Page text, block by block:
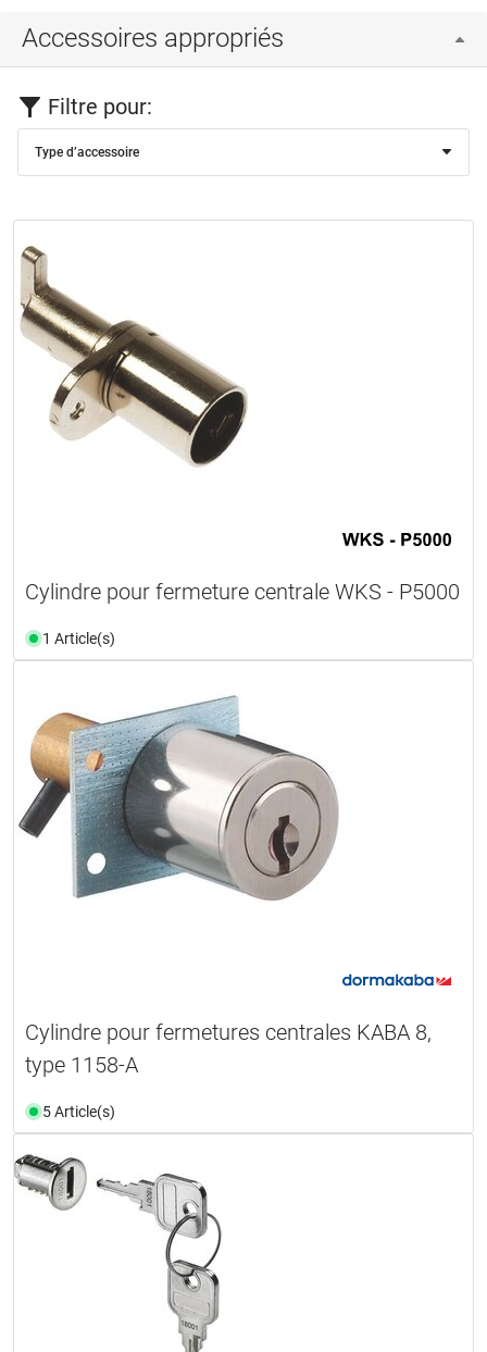
Accessoires appropriés
Filtre pour:
Type d’accessoire
Cylindre pour fermeture centrale WKS - P5000
1 Article(s)
Cylindre pour fermetures centrales KABA 8,
type 1158-A
5 Article(s)